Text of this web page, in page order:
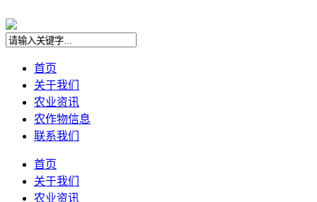
首页
关于我们
农业资讯
农作物信息
联系我们
首页
关于我们
农业资讯